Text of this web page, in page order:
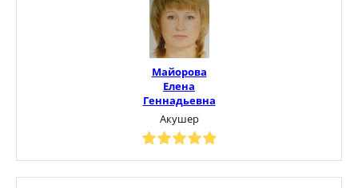
Майорова
Елена
Геннадьевна
Акушер